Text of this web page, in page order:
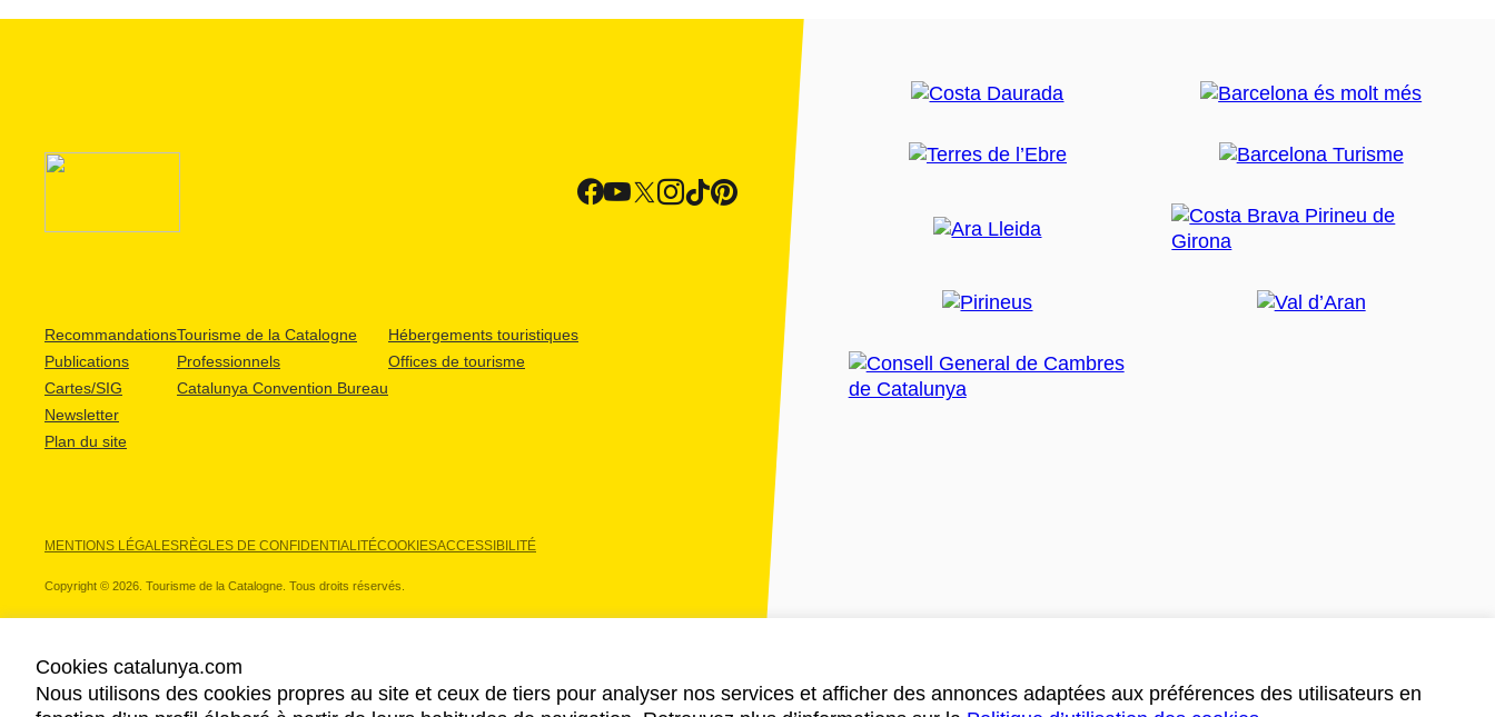
Recommandations
Publications
Cartes/SIG
Newsletter
Plan du site
Tourisme de la Catalogne
Professionnels
Catalunya Convention Bureau
Hébergements touristiques
Offices de tourisme
MENTIONS LÉGALESRÈGLES DE CONFIDENTIALITÉCOOKIESACCESSIBILITÉ
Copyright © 2026. Tourisme de la Catalogne. Tous droits réservés.
NOS PARTENAIRES
Cookies catalunya.com
Nous utilisons des cookies propres au site et ceux de tiers pour analyser nos services et afficher des annonces adaptées aux préférences des utilisateurs en